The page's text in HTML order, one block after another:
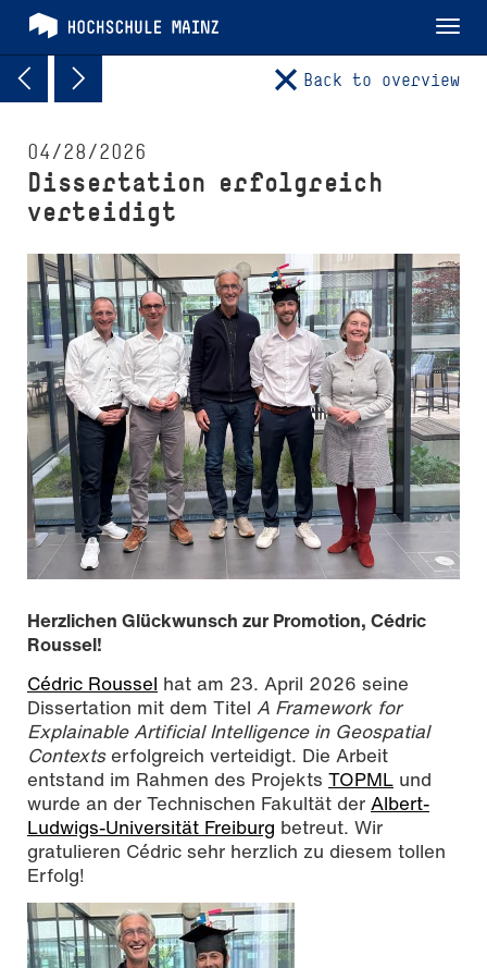
Back to overview
04/28/2026
Dissertation erfolgreich
verteidigt
Die Prüfungskommission: Prof. Dr. Daniel Carl, Prof. Dr.
Alexander Reiterer, Prof. Dr.-Ing. Klaus Böhm, Dr. Cédric
Roussel, Prof. Dr. Ulrike Wallrabe (v.l.n.r.) (Nicht auf dem
Foto wegen online Teilnahme: Prof. Dr. Nina Hubig), Foto:
Kira Zschiesche, CC BY-SA 4.0
Herzlichen Glückwunsch zur Promotion, Cédric
Roussel!
Cédric Roussel hat am 23. April 2026 seine
Dissertation mit dem Titel A Framework for
Explainable Artificial Intelligence in Geospatial
Contextserfolgreich verteidigt. Die Arbeit
entstand im Rahmen des Projekts TOPML und
wurde an der Technischen Fakultät der Albert-
Ludwigs-Universität Freiburg betreut. Wir
gratulieren Cédric sehr herzlich zu diesem tollen
Erfolg!